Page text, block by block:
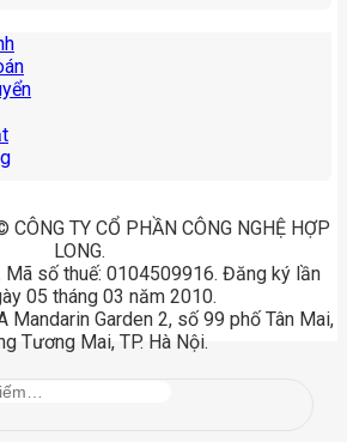
TY CỔ PHẦN CÔNG NGHỆ HỢP
LONG.
Mã số thuế: 0104509916. Đăng ký lần
05 tháng 03 năm 2010.
Mandarin Garden 2, số 99 phố Tân Mai,
Tương Mai, TP. Hà Nội.